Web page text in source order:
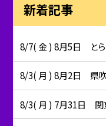
新着記事
8/7( 金 ) 8月5日 とら
8/3( 月 ) 8月2日 県
8/3( 月 ) 7月31日 関